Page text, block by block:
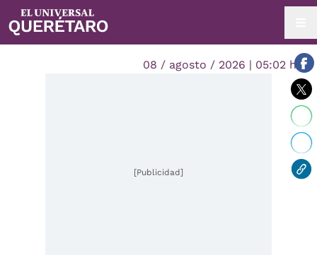
08 / agosto / 2026 | 05:02 hrs.
[Publicidad]